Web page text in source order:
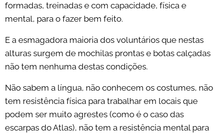
formadas, treinadas e com capacidade, física e
mental, para o fazer bem feito.
E a esmagadora maioria dos voluntários que nestas
alturas surgem de mochilas prontas e botas calçadas
não tem nenhuma destas condições.
Não sabem a língua, não conhecem os costumes, não
tem resistência física para trabalhar em locais que
podem ser muito agrestes (como é o caso das
escarpas do Atlas), não tem a resistência mental para